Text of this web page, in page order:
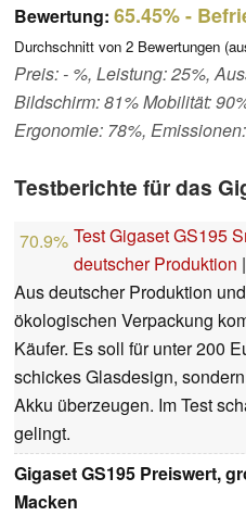
Bewertung: 65.45%-
Durchschnitt von 2 Bewertungen
Preis: - %, Leistung: 25%,
Bildschirm: 81% Mobilität:
Ergonomie: 78%,
Testberichte für das
70.9% Test Gigaset GS195
deutscher Produktion |
Aus deutscher Produktion
ökologischen Verpackung
Käufer. Es soll für unter 200
schickes Glasdesign,
Akku überzeugen. Im Test
gelingt.
Gigaset GS195 Preiswert,
Macken